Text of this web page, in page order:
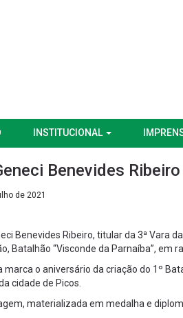
INSTITUCIONAL
Benevides
de 2021
Benevides Ribeiro, titular da 3ª Vara
Batalhão “Visconde da Parnaíba”, em
marca o aniversário da criação do 1º
cidade de Picos.
materializada em medalha e